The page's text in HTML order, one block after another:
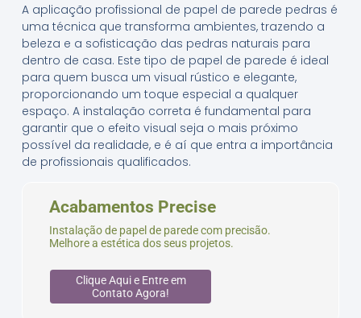
A aplicação profissional de papel de parede pedras é
uma técnica que transforma ambientes, trazendo a
beleza e a sofisticação das pedras naturais para
dentro de casa. Este tipo de papel de parede é ideal
para quem busca um visual rústico e elegante,
proporcionando um toque especial a qualquer
espaço. A instalação correta é fundamental para
garantir que o efeito visual seja o mais próximo
possível da realidade, e é aí que entra a importância
de profissionais qualificados.
Acabamentos Precise
Instalação de papel de parede com precisão.
Melhore a estética dos seus projetos.
Clique Aqui e Entre em
Contato Agora!